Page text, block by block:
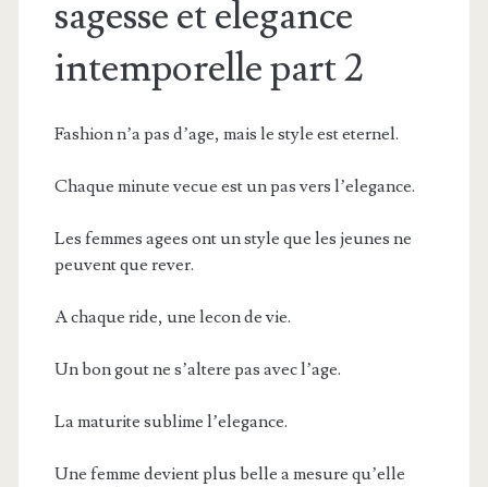
sagesse et elegance
intemporelle part 2
Fashion n’a pas d’age, mais le style est eternel.
Chaque minute vecue est un pas vers l’elegance.
Les femmes agees ont un style que les jeunes ne
peuvent que rever.
A chaque ride, une lecon de vie.
Un bon gout ne s’altere pas avec l’age.
La maturite sublime l’elegance.
Une femme devient plus belle a mesure qu’elle